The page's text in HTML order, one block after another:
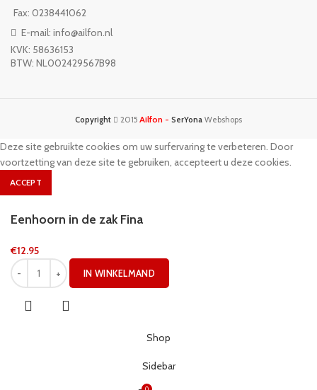
Fax: 0238441062
E-mail: info@ailfon.nl
KVK: 58636153
BTW: NL002429567B98
Copyright 2015 Ailfon - SerYona Webshops
Deze site gebruikte cookies om uw surfervaring te verbeteren. Door
voortzetting van deze site te gebruiken, accepteert u deze cookies.
ACCEPT
Eenhoorn in de zak Fina
€12.95
IN WINKELMAND
Shop
Sidebar